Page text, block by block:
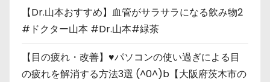
【Dr.山本おすすめ】血管がサラサラになる飲み物2
#ドクター山本 #Dr.山本#緑茶
【目の疲れ・改善】♥パソコンの使い過ぎによる目
の疲れを解消する方法3選 (^0^)b【大阪府茨木市の